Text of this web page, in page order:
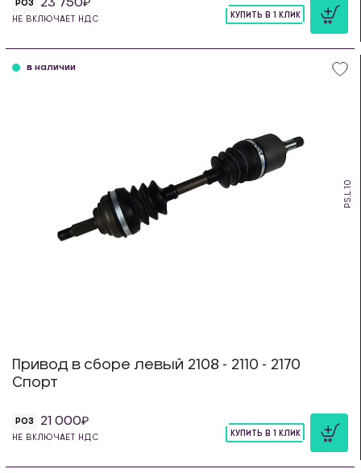
РОЗ
НЕ ВКЛЮЧАЕТ НДС
КУПИТЬ В 1 КЛИК
PS.L.10
в наличии
Привод в сборе левый 2108 - 2110 - 2170
Спорт
РОЗ 21 000
НЕ ВКЛЮЧАЕТ НДС
КУПИТЬ В 1 КЛИК